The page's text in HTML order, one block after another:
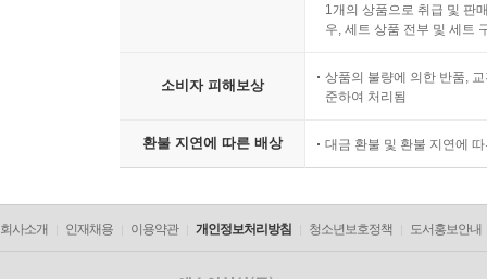
1개의 상품으로 취급 및 판
우, 세트 상품 전부 및 세트
소비자 피해보상
상품의 불량에 의한 반품,
준하여 처리됨
환불 지연에 따른 배상 대금 환불 및 환불 지연에
회사소개 인재채용 이용약관 개인정보처리방침 청소년보호정책 도서홍보안내